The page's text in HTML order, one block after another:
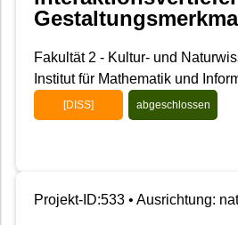
Fakultät 2 - Kultur- und
Institut für Mathematik und
[DISS] abgeschlossen
Projekt-ID:533 • Ausrichtung: